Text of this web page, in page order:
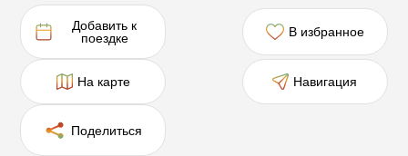
Добавить к
поездке
В избранное
На карте Навигация
Поделиться